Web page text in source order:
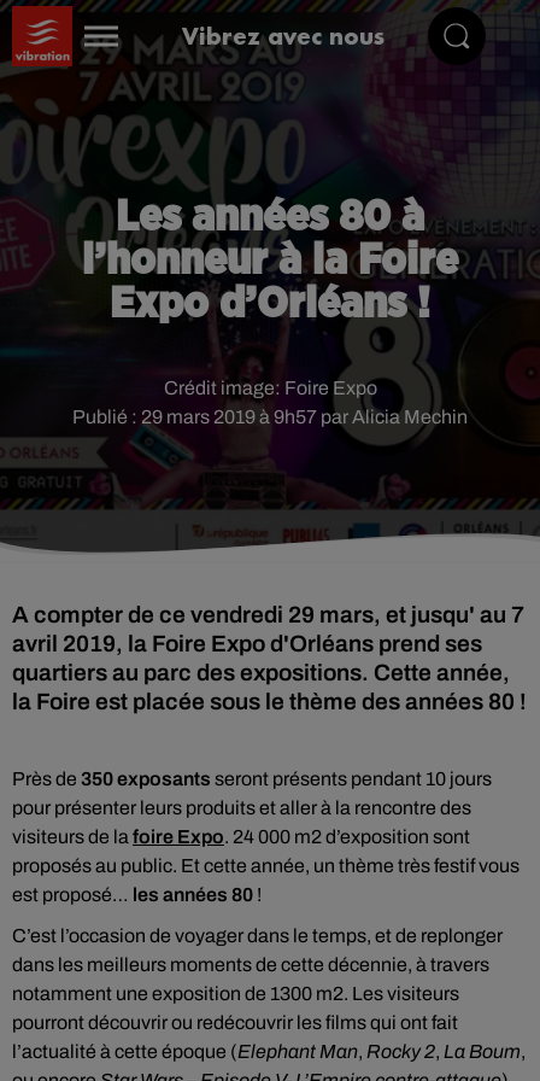
Vibrez avec nous
Les années 80 à
l’honneur à la Foire
Expo d’Orléans !
Publié : 29 mars 2019 à 9h57 par Alicia Mechin
Crédit image: Foire Expo
A compter de ce vendredi 29 mars, et jusqu' au 7
avril 2019, la Foire Expo d'Orléans prend ses
quartiers au parc des expositions. Cette année,
la Foire est placée sous le thème des années 80 !
Près de 350 exposants seront présents pendant 10 jours
pour présenter leurs produits et aller à la rencontre des
visiteurs de la foire Expo. 24 000 m2 d’exposition sont
proposés au public. Et cette année, un thème très festif vous
est proposé… les années 80 !
C’est l’occasion de voyager dans le temps, et de replonger
dans les meilleurs moments de cette décennie, à travers
notamment une exposition de 1300 m2. Les visiteurs
pourront découvrir ou redécouvrir les films qui ont fait
l’actualité à cette époque (Elephant Man, Rocky 2, La Boum,